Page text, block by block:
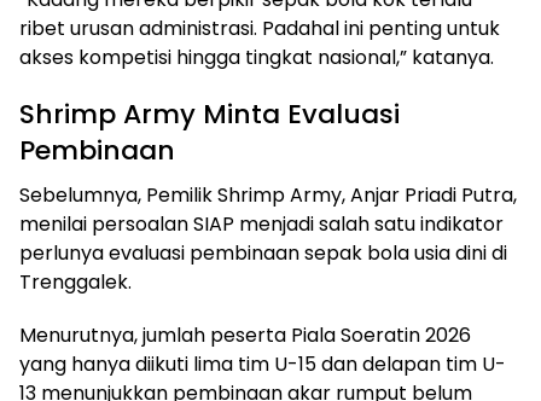
ribet urusan administrasi. Padahal ini penting untuk
akses kompetisi hingga tingkat nasional,” katanya.
Shrimp Army Minta Evaluasi
Pembinaan
Sebelumnya, Pemilik Shrimp Army, Anjar Priadi Putra,
menilai persoalan SIAP menjadi salah satu indikator
perlunya evaluasi pembinaan sepak bola usia dini di
Trenggalek.
Menurutnya, jumlah peserta Piala Soeratin 2026
yang hanya diikuti lima tim U-15 dan delapan tim U-
13 menunjukkan pembinaan akar rumput belum